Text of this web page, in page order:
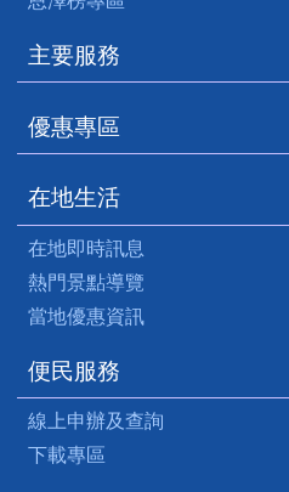
主要服務
優惠專區
在地生活
在地即時訊息
熱門景點導覽
當地優惠資訊
便民服務
線上申辦及查詢
下載專區